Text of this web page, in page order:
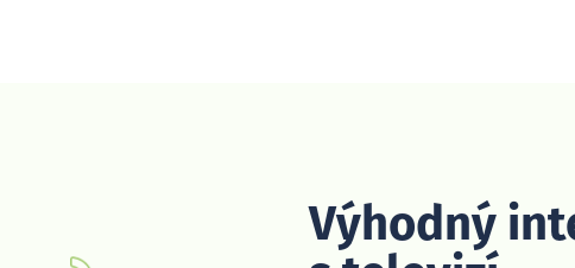
Výhodný